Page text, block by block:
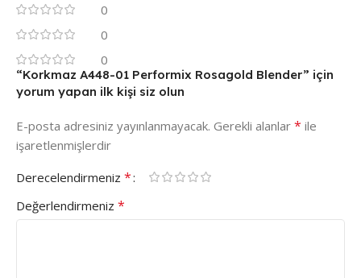
0
0
0
“Korkmaz A448-01 Performix Rosagold Blender” için
yorum yapan ilk kişi siz olun
E-posta adresiniz yayınlanmayacak. Gerekli alanlar * ile
işaretlenmişlerdir
Derecelendirmeniz *
Değerlendirmeniz *